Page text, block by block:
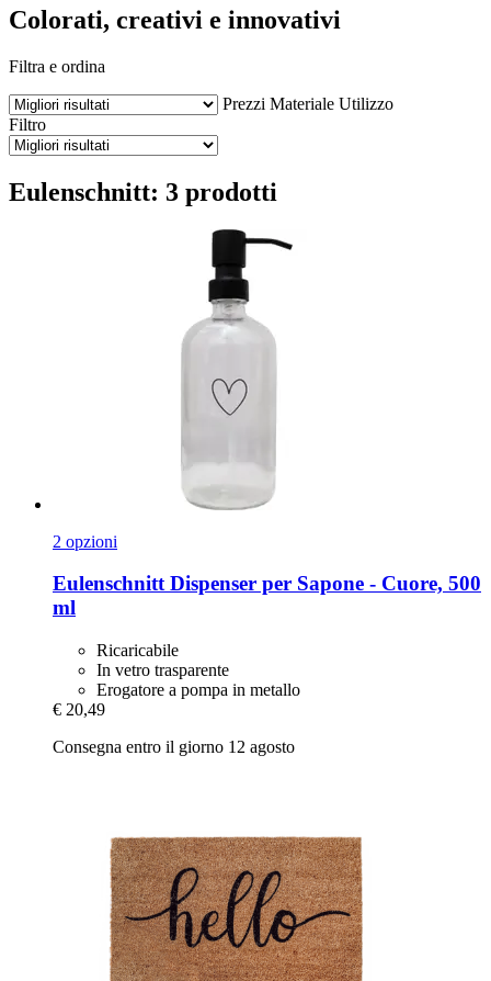
Colorati, creativi e innovativi
Filtra e ordina
Prezzi Materiale Utilizzo
Filtro
Eulenschnitt: 3 prodotti
2 opzioni
EulenschnittDispenser per Sapone -​ Cuore, 500
ml
Ricaricabile
In vetro trasparente
Erogatore a pompa in metallo
€ 20,49
Consegna entro il giorno 12 agosto